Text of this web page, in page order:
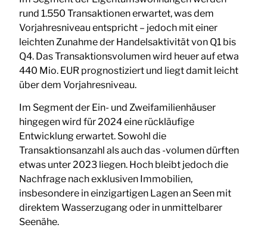
rund 1.550 Transaktionen erwartet, was dem
Vorjahresniveau entspricht – jedoch mit einer
leichten Zunahme der Handelsaktivität von Q1 bis
Q4. Das Transaktionsvolumen wird heuer auf etwa
440 Mio. EUR prognostiziert und liegt damit leicht
über dem Vorjahresniveau.
Im Segment der Ein- und Zweifamilienhäuser
hingegen wird für 2024 eine rückläufige
Entwicklung erwartet. Sowohl die
Transaktionsanzahl als auch das -volumen dürften
etwas unter 2023 liegen. Hoch bleibt jedoch die
Nachfrage nach exklusiven Immobilien,
insbesondere in einzigartigen Lagen an Seen mit
direktem Wasserzugang oder in unmittelbarer
Seenähe.